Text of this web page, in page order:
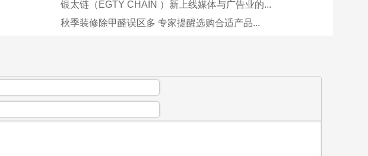
银太链（EGTY CHAIN ）新上线媒体与广告业的...
秋季装修除甲醛误区多 专家提醒选购合适产品...